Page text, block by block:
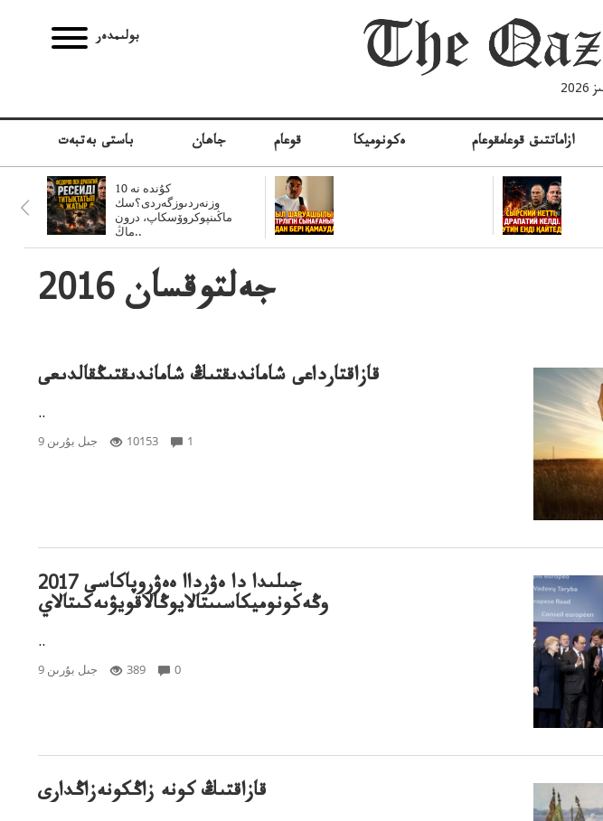
بولىمدەر
باستى بەتبەت جاھان قوعام ەكونوميكا ازاماتتىق قوعامقوعام
10 كۇندە نە
وزنەردىوزگەردى؟سك
ماڭىنپوكروۆسكاپ، درون
ماڭ..
2016 جەلتوقسان
قازاقتارداعى شاماندىقتىڭ شاماندىقتىڭقالدىعى
..
9 جىل بۇرىن 10153 1
2017 جىلىدا دا ەۋرداا ەەۋروپاكاسى
وڭەكونوميكاسىىتالايوڭالاقويۋىەكىتالاي
..
9 جىل بۇرىن 389 0
قازاقتىڭ كونە زاڭكونەزاڭدارى